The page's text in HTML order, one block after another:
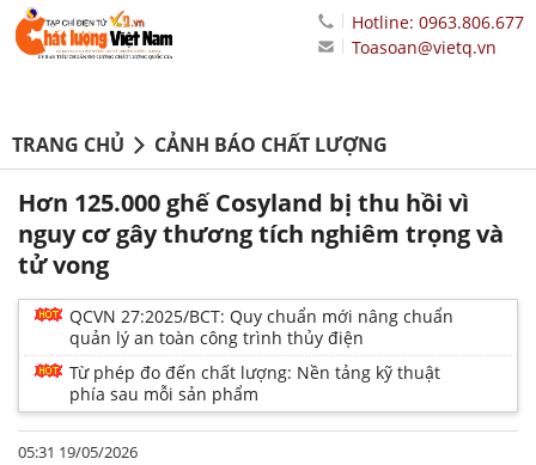
Hotline: 0963.806.677
Toasoan@vietq.vn
TRANG CHỦ CẢNH BÁO CHẤT LƯỢNG
Hơn 125.000 ghế Cosyland bị thu hồi vì
nguy cơ gây thương tích nghiêm trọng và
tử vong
QCVN 27:2025/BCT: Quy chuẩn mới nâng chuẩn
quản lý an toàn công trình thủy điện
Từ phép đo đến chất lượng: Nền tảng kỹ thuật
phía sau mỗi sản phẩm
05:31 19/05/2026